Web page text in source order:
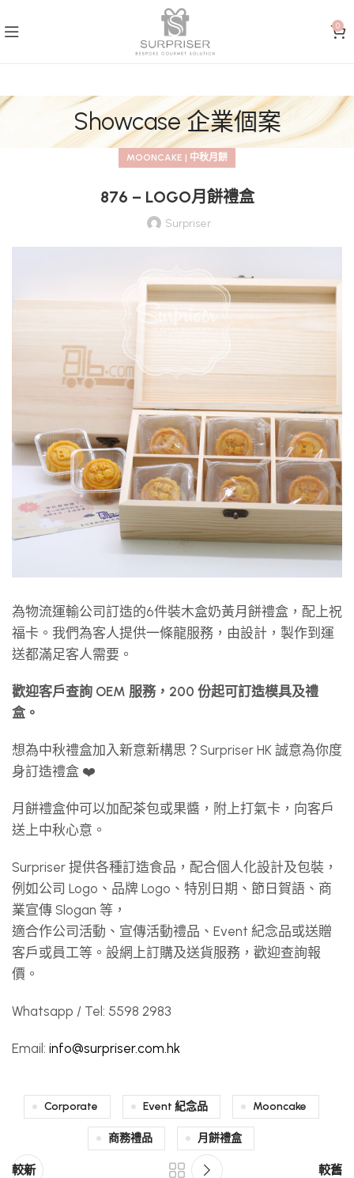
0
Showcase 企業個案
MOONCAKE | 中秋月餅
876 – LOGO月餅禮盒
Surpriser
為物流運輸公司訂造的6件裝木盒奶黃月餅禮盒，配上祝
福卡。我們為客人提供一條龍服務，由設計，製作到運
送都滿足客人需要。
歡迎客戶查詢 OEM 服務，200 份起可訂造模具及禮
盒。
想為中秋禮盒加入新意新構思？Surpriser HK 誠意為你度
身訂造禮盒 ❤️
月餅禮盒仲可以加配茶包或果醬，附上打氣卡，向客戶
送上中秋心意。
Surpriser 提供各種訂造食品，配合個人化設計及包裝，
例如公司 Logo、品牌 Logo、特別日期、節日賀語、商
業宣傳 Slogan 等，
適合作公司活動、宣傳活動禮品、Event 紀念品或送贈
客戶或員工等。設網上訂購及送貨服務，歡迎查詢報
價。
Whatsapp / Tel: 5598 2983
Email: info@surpriser.com.hk
Corporate Event 紀念品 Mooncake
商務禮品 月餅禮盒
較新 較舊